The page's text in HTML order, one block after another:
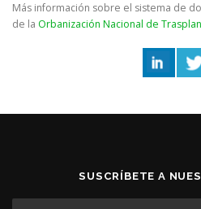
Más información sobre el sistema de
de la Orbanización Nacional de
SUSCRÍBETE A